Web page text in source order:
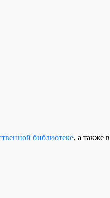
библиотеке, а также в